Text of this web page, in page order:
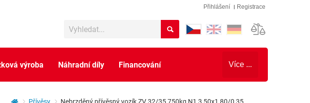
Přihlášení Registrace
výroba Náhradní díly Financování Více ...